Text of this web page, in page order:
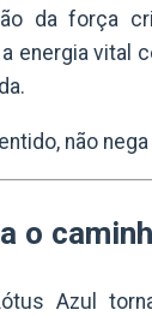
da força
energia vital
não
o
Azul